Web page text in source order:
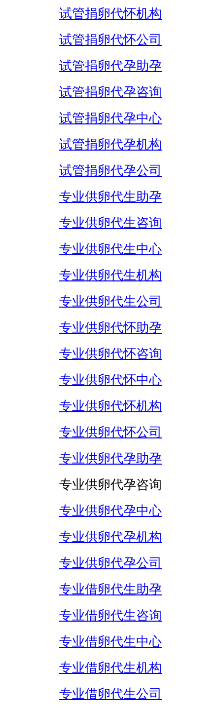
试管捐卵代怀机构
试管捐卵代怀公司
试管捐卵代孕助孕
试管捐卵代孕咨询
试管捐卵代孕中心
试管捐卵代孕机构
试管捐卵代孕公司
专业供卵代生助孕
专业供卵代生咨询
专业供卵代生中心
专业供卵代生机构
专业供卵代生公司
专业供卵代怀助孕
专业供卵代怀咨询
专业供卵代怀中心
专业供卵代怀机构
专业供卵代怀公司
专业供卵代孕助孕
专业供卵代孕咨询
专业供卵代孕中心
专业供卵代孕机构
专业供卵代孕公司
专业借卵代生助孕
专业借卵代生咨询
专业借卵代生中心
专业借卵代生机构
专业借卵代生公司